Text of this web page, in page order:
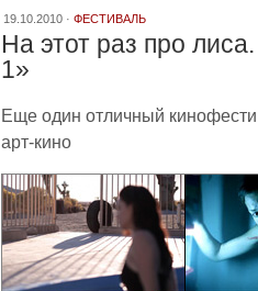
19.10.2010 · ФЕСТИВАЛЬ
На этот раз про
1»
Еще один отличный
арт-кино